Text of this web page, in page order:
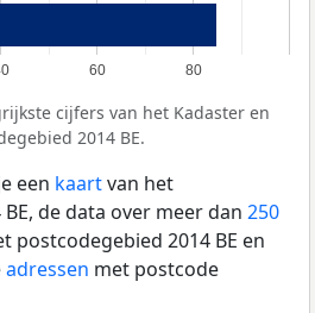
60 80
cijfers van het Kadaster en
2014 BE.
een kaartvan het
de data over meer dan 250
postcodegebied 2014 BE en
adressen met postcode